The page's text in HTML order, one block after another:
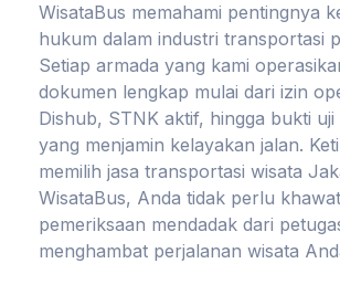
WisataBus memahami pentingnya
hukum dalam industri transportasi
Setiap armada yang kami
dokumen lengkap mulai dari izin
Dishub, STNK aktif, hingga bukti
yang menjamin kelayakan jalan.
memilih jasa transportasi wisata
WisataBus, Anda tidak perlu
pemeriksaan mendadak dari
menghambat perjalanan wisata